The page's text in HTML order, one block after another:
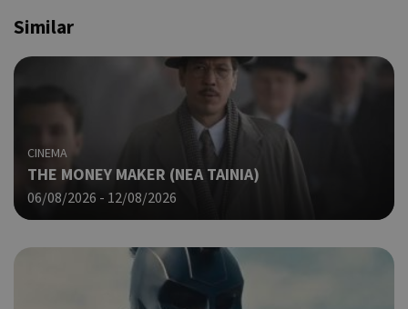
Similar
CINEMA
THE MONEY MAKER (ΝΕΑ ΤΑΙΝΙΑ)
06/08/2026 - 12/08/2026